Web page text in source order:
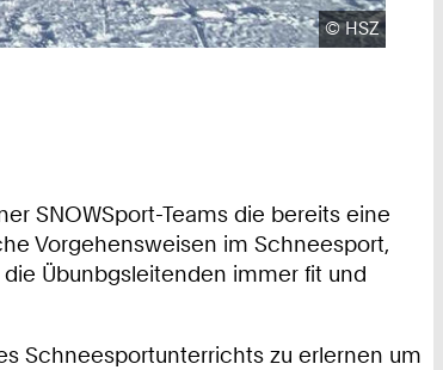
©HSZ
SNOWSport-Teams die bereits eine
Vorgehensweisen im Schneesport,
Übunbgsleitenden immer fit und
Schneesportunterrichts zu erlernen um